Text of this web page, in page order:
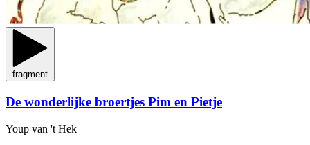
fragment
De wonderlijke broertjes Pim en Pietje
Youp van 't Hek